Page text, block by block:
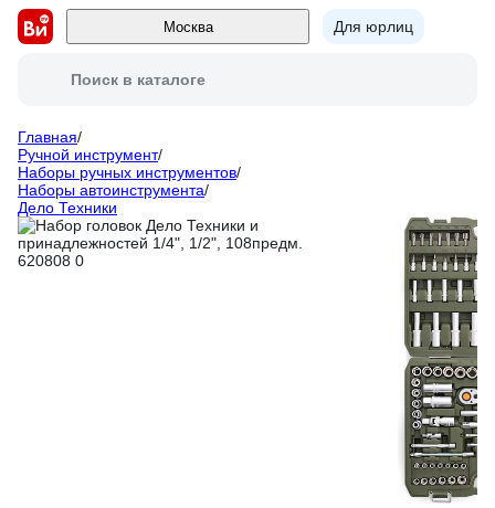
Москва Для юрлиц
Поиск в каталоге
Главная/
Ручной инструмент/
Наборы ручных инструментов/
Наборы автоинструмента/
Дело Техники